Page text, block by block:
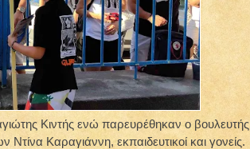
Κιντής ενώ παρευρέθηκαν ο βουλευτής
Καραγιάννη, εκπαιδευτικοί και γονείς.